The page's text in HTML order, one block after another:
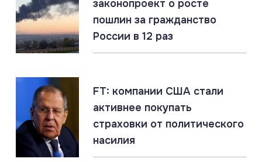
СВО учтён
07.08.2026 #Запорожская область #СВО #Сводка
07.08.2026 #Газ #ЕС #Нефть #Россия #Флот
Россия наращивает флот LNG-танкеров. Санкции
ЕС бессильны
законопроект о росте
пошлин за гражданство
России в 12 раз
FT: компании США стали
активнее покупать
страховки от политического
насилия